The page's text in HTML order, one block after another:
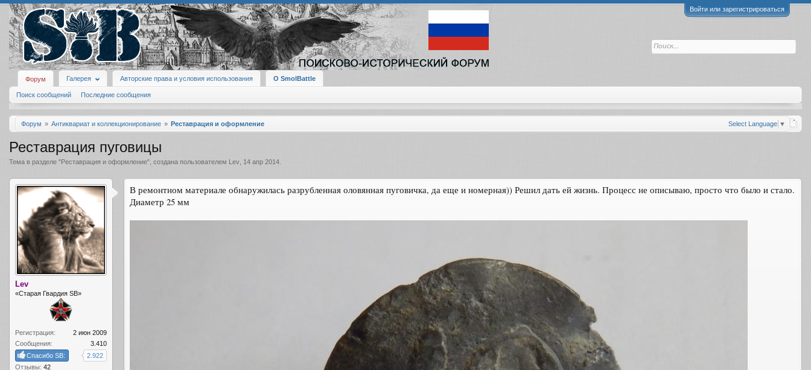
Войти или зарегистрироваться
Форум Галерея Авторские права и условия использования О SmolBattle
Поиск сообщений Последние сообщения
Select Language ▼
Форум Антиквариат и коллекционирование Реставрация и оформление
Реставрация пуговицы
Тема в разделе "Реставрация и оформление", создана пользователем Lev 14 апр 2014
Lev
«Старая Гвардия SB»
Регистрация:
2 июн 2009
Сообщения:
3.410
Спасибо SB:
2.922
Отзывы: 42
В ремонтном материале обнаружилась разрубленная оловянная пуговичка, да еще и номерная)) Решил дать ей жизнь. Процесс не описываю, просто что было и стало.
Диаметр 25 мм